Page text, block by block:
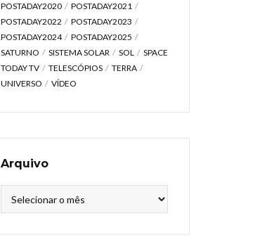
POSTADAY2020
POSTADAY2021
POSTADAY2022
POSTADAY2023
POSTADAY2024
POSTADAY2025
SATURNO
SISTEMA SOLAR SOL
SPACE
TODAY TV
TELESCÓPIOS
TERRA
UNIVERSO
VÍDEO
Arquivo